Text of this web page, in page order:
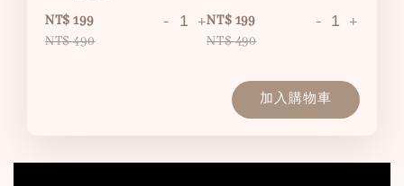
NT$ 199
NT$ 490
- +NT$ 199
NT$ 490
- +
加入購物車